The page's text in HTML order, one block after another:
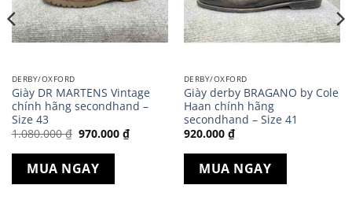
DERBY/OXFORD
Giày DR MARTENS Vintage
chính hãng secondhand –
Size 43
1.080.000₫ Giá
là:
1.080.000 ₫.
970.000 ₫Giá
hiện
MUA NGAY
DERBY/OXFORD
Giày derby BRAGANO by Cole
Haan chính hãng
secondhand – Size 41
920.000 ₫
MUA NGAY